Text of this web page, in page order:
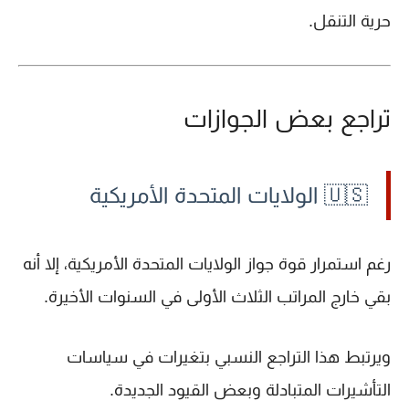
حرية التنقل.
تراجع بعض الجوازات
🇺🇸 الولايات المتحدة الأمريكية
رغم استمرار قوة جواز الولايات المتحدة الأمريكية، إلا أنه
بقي خارج المراتب الثلاث الأولى في السنوات الأخيرة.
ويرتبط هذا التراجع النسبي بتغيرات في سياسات
التأشيرات المتبادلة وبعض القيود الجديدة.